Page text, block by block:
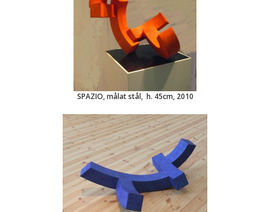
SPAZIO, målat stål, h. 45cm, 2010